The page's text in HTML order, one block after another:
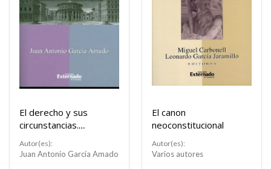
El derecho y sus
circunstancias.
Nuevos ensayos de
filosofía jurídica
Autor(es):
Juan Antonio García Amado
El canon
neoconstitucional
Autor(es):
Varios autores